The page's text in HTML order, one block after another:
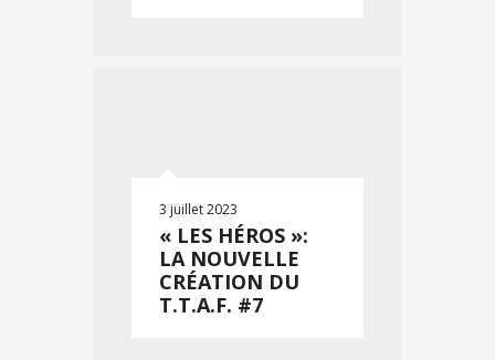
3 juillet 2023
« LES HÉROS »:
LA NOUVELLE
CRÉATION DU
T.T.A.F. #7